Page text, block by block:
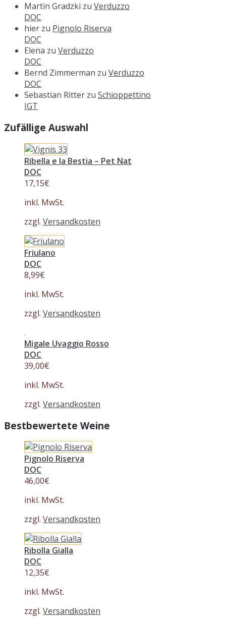
Martin Gradzki zu Verduzzo
DOC
hier zu Pignolo Riserva
DOC
Elena zu Verduzzo
DOC
Bernd Zimmerman zu Verduzzo
DOC
Sebastian Ritter zu Schioppettino
IGT
Zufällige Auswahl
Ribella e la Bestia – Pet Nat
DOC
17,15€
inkl. MwSt.
zzgl. Versandkosten
Friulano
DOC
8,99€
inkl. MwSt.
zzgl. Versandkosten
Migale Uvaggio Rosso
DOC
39,00€
inkl. MwSt.
zzgl. Versandkosten
Bestbewertete Weine
Pignolo Riserva
DOC
46,00€
inkl. MwSt.
zzgl. Versandkosten
Ribolla Gialla
DOC
12,35€
inkl. MwSt.
zzgl. Versandkosten